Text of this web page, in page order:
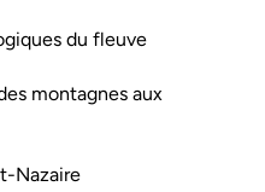
du fleuve
montagnes aux
Nazaire